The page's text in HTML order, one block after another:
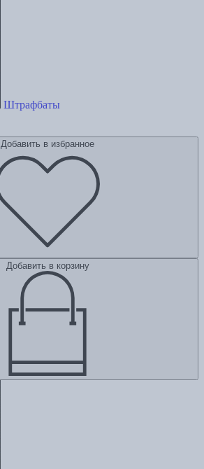
Штрафбаты
Добавить в избранное
Добавить в корзину